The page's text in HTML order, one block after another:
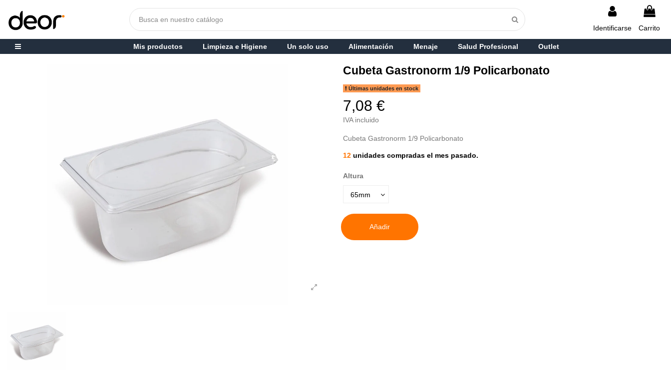
Identificarse Carrito
Mis productos Limpieza e Higiene Un solo uso Alimentación Menaje Salud Profesional Outlet
Cubeta Gastronorm 1/9 Policarbonato
Últimas unidades en stock
7,08 €
IVA incluido
Cubeta Gastronorm 1/9 Policarbonato
12 unidades compradas el mes pasado.
Altura
Añadir